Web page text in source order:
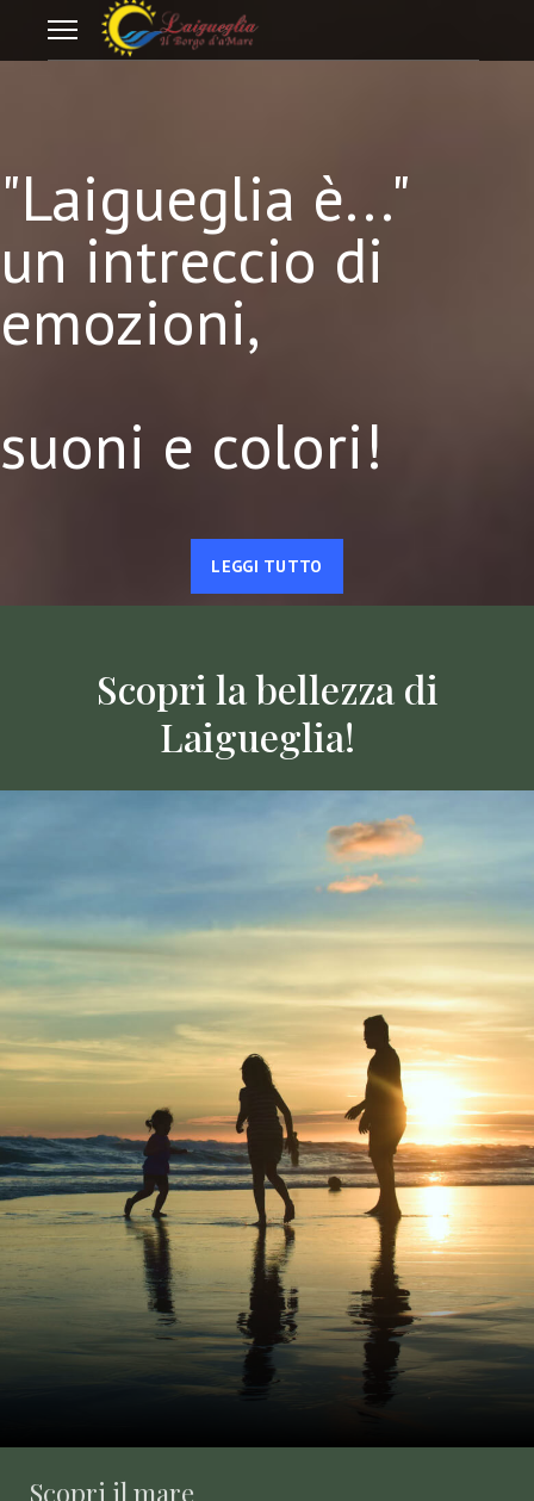
"Laigueglia è..."
un intreccio di
emozioni,
suoni e colori!
LEGGI TUTTO
Scopri la bellezza di
Laigueglia!
Scopri il mare